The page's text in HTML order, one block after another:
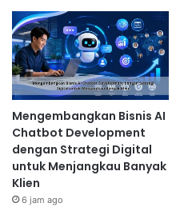
Mengembangkan Bisnis AI
Chatbot Development
dengan Strategi Digital
untuk Menjangkau Banyak
Klien
6 jam ago